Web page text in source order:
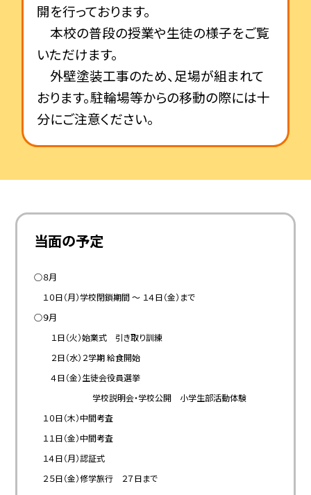
開を行っております。
本校の普段の授業や生徒の様子をご覧
いただけます。
外壁塗装工事のため、足場が組まれて
おります。駐輪場等からの移動の際には十
分にご注意ください。
当面の予定
○８月
１０日（月）学校閉鎖期間 ～ １４日（金）まで
○９月
１日（火）始業式 引き取り訓練
２日（水）２学期 給食開始
４日（金）生徒会役員選挙
学校説明会・学校公開 小学生部活動体験
１０日（木）中間考査
１１日（金）中間考査
１４日（月）認証式
２５日（金）修学旅行 ２７日まで